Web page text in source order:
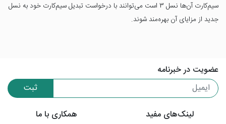
سیم‌کارت آن‌ها نسل 3 است می‌توانند با درخواست تبدیل سیم‌کارت خود به نسل
جدید از مزایای آن بهره‌مند شوند.
عضویت در خبرنامه
ثبت
لینک‌های مفید
همکاری با ما